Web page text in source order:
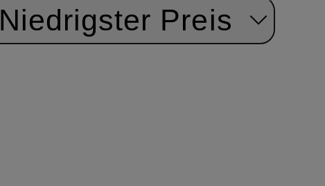
Niedrigster Preis